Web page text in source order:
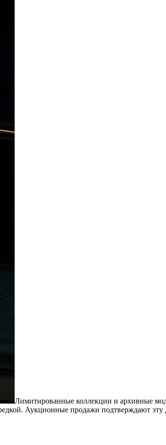
Лимитированные коллекции и архивные
Аукционные продажи подтверждают